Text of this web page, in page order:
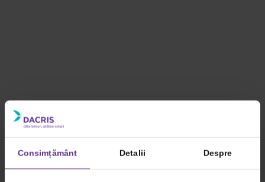
Consimțământ Detalii Despre